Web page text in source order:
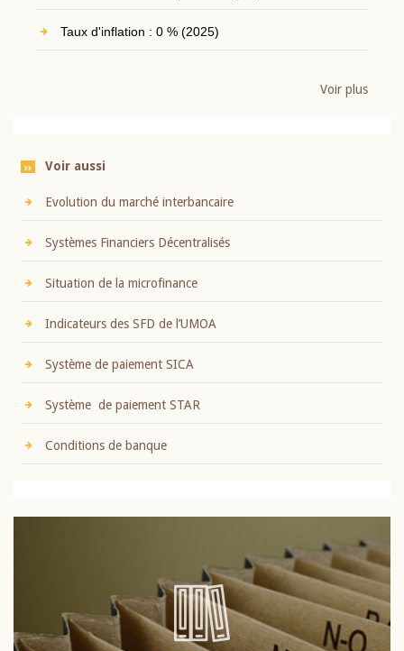
Taux d'inflation : 0 % (2025)
Voir plus
Voir aussi
Evolution du marché interbancaire
Systèmes Financiers Décentralisés
Situation de la microfinance
Indicateurs des SFD de l’UMOA
Système de paiement SICA
Système de paiement STAR
Conditions de banque